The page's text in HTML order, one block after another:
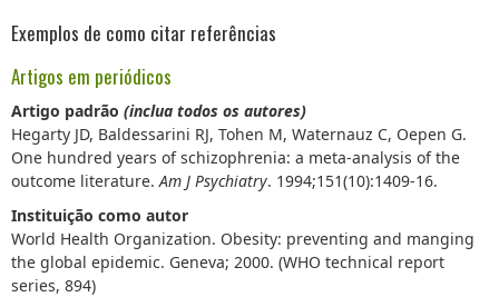
Exemplos de como citar referências
Artigos em periódicos
Artigo padrão (inclua todos os autores)
Hegarty JD, Baldessarini RJ, Tohen M, Waternauz C, Oepen G.
One hundred years of schizophrenia: a meta-analysis of the
outcome literature. Am J Psychiatry. 1994;151(10):1409-16.
Instituição como autor
World Health Organization. Obesity: preventing and manging
the global epidemic. Geneva; 2000. (WHO technical report
series, 894)